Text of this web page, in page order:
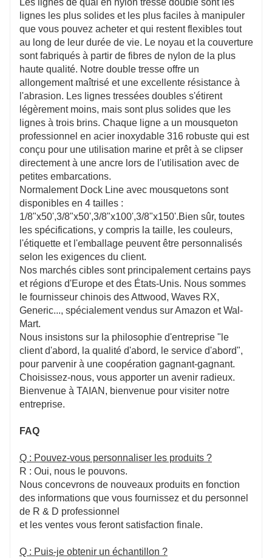
Les lignes de quai en nylon tressé double sont les
lignes les plus solides et les plus faciles à manipuler
que vous pouvez acheter et qui restent flexibles tout
au long de leur durée de vie. Le noyau et la couverture
sont fabriqués à partir de fibres de nylon de la plus
haute qualité. Notre double tresse offre un
allongement maîtrisé et une excellente résistance à
l'abrasion. Les lignes tressées doubles s'étirent
légèrement moins, mais sont plus solides que les
lignes à trois brins. Chaque ligne a un mousqueton
professionnel en acier inoxydable 316 robuste qui est
conçu pour une utilisation marine et prêt à se clipser
directement à une ancre lors de l'utilisation avec de
petites embarcations.
Normalement Dock Line avec mousquetons sont
disponibles en 4 tailles :
1/8"x50',3/8"x50',3/8"x100',3/8"x150'.Bien sûr, toutes
les spécifications, y compris la taille, les couleurs,
l'étiquette et l'emballage peuvent être personnalisés
selon les exigences du client.
Nos marchés cibles sont principalement certains pays
et régions d'Europe et des États-Unis. Nous sommes
le fournisseur chinois des Attwood, Waves RX,
Generic..., spécialement vendus sur Amazon et Wal-
Mart.
Nous insistons sur la philosophie d'entreprise "le
client d'abord, la qualité d'abord, le service d'abord",
pour parvenir à une coopération gagnant-gagnant.
Choisissez-nous, vous apporter un avenir radieux.
Bienvenue à TAIAN, bienvenue pour visiter notre
entreprise.
FAQ
Q : Pouvez-vous personnaliser les produits ?
R : Oui, nous le pouvons.
Nous concevrons de nouveaux produits en fonction
des informations que vous fournissez et du personnel
de R & D professionnel
et les ventes vous feront satisfaction finale.
Q : Puis-je obtenir un échantillon ?